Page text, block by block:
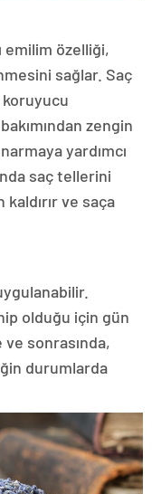
emilim özelliği,
sağlar. Saç
zengin
yardımcı
saç tellerini
ve saça
olduğu için gün
sonrasında,
durumlarda